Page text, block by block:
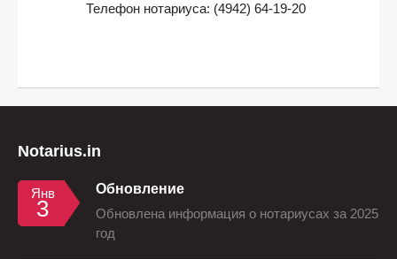
Телефон нотариуса: (4942) 64-19-20
Notarius.in
Янв
3
Обновление
Обновлена информация о нотариусах за 2025
год